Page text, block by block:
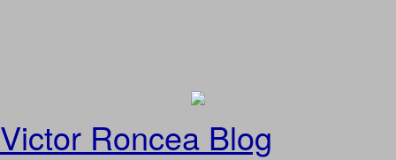
Victor Roncea Blog